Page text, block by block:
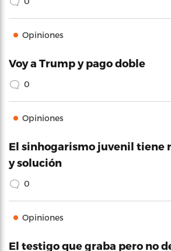
Opiniones
Voy a Trump y pago doble
0
Opiniones
El sinhogarismo juvenil tiene
y solución
0
Opiniones
El testigo que graba pero no